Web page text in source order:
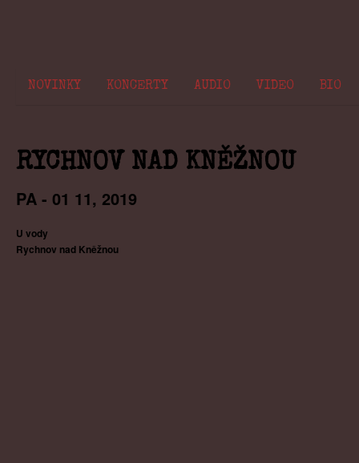
NOVINKY KONCERTY AUDIO VIDEO BIO
RYCHNOV NAD KNĚŽNOU
PA - 01 11, 2019
U vody
Rychnov nad Kněžnou